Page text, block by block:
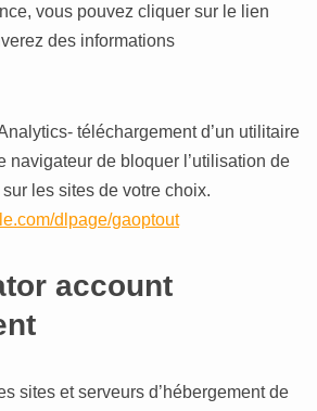
vous pouvez cliquer sur le lien
des informations
téléchargement d’un utilitaire
navigateur de bloquer l’utilisation de
les sites de votre choix.
dlpage/gaoptout
account
sites et serveurs d’hébergement de